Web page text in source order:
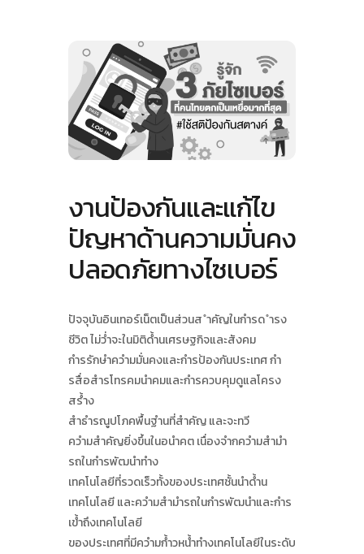
งานป้องกันและแก้ไข
ปัญหาด้านความมั่นคง
ปลอดภัยทางไซเบอร์
ปัจจุบันอินเทอร์เน็ตเป็นส่วนส ําคัญในกํารด ํารง
ชีวิต ไม่ว่ําจะในมิติด้ํานเศรษฐกิจและสังคม
กํารรักษําควํามมั่นคงและกํารป้องกันประเทศ กํา
รสื่อสํารโทรคมนําคมและกํารควบคุมดูแลโครง
สร้ําง
สําธํารณูปโภคพื้นฐํานที่สําคัญ และจะทวี
ควํามสําคัญยิ่งขึ้นในอนําคต เนื่องจํากควํามสํามํา
รถในกํารพัฒนําทําง
เทคโนโลยีที่รวดเร็วทั้งของประเทศชั้นนําด้ําน
เทคโนโลยี และควํามสํามํารถในกํารพัฒนําและกําร
เข้ําถึงเทคโนโลยี
ของประเทศที่มีควํามก้ําวหน้ําทํางเทคโนโลยีในระดับ